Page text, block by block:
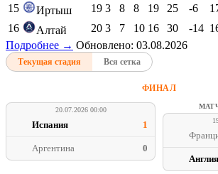
15 Иртыш 19 3 8 8 19 25 -6
16
Алтай 20 3 7 10 16 30 -14
Подробнее → Обновлено: 03.08.2026
Текущая стадия Вся сетка
ФИНАЛ
20.07.2026 00:00
Испания 1
Аргентина 0
Англия